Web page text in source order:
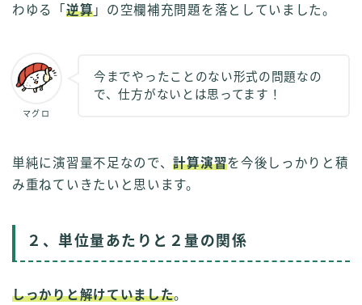
わゆる「 逆算 」の空欄補充問題を落としていました。
マグロ
今までやったことのない形式の問題なの
で、仕方がないとは思ってます！
単純に演習量不足なので、計算演習を今後しっかりと積
み重ねていきたいと思います。
２、単位量あたりと２量の関係
しっかりと解けていました。